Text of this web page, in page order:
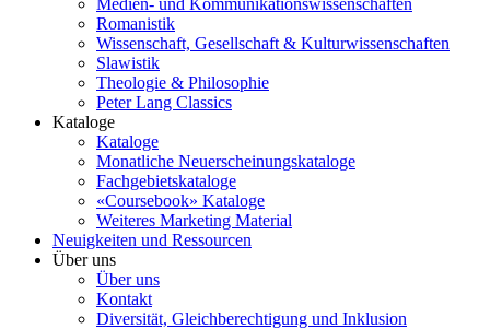
Medien- und Kommunikationswissenschaften
Romanistik
Wissenschaft, Gesellschaft & Kulturwissenschaften
Slawistik
Theologie & Philosophie
Peter Lang Classics
Kataloge
Kataloge
Monatliche Neuerscheinungskataloge
Fachgebietskataloge
«Coursebook» Kataloge
Weiteres Marketing Material
Neuigkeiten und Ressourcen
Über uns
Über uns
Kontakt
Diversität, Gleichberechtigung und Inklusion